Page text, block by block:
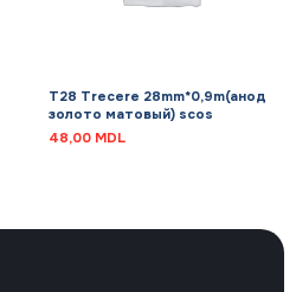
T28 Trecere 28mm*0,9m(анод
золото матовый) scos
48,00 MDL